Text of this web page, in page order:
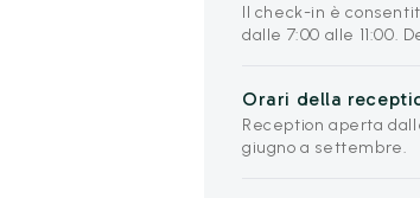
Il check-in è
dalle 7:00 alle 11:00.
Orari della
Reception aperta
giugno a settembre.